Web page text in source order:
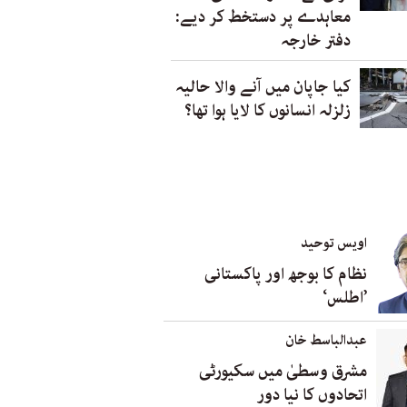
معاہدے پر دستخط کر دیے:
دفتر خارجہ
کیا جاپان میں آنے والا حالیہ
زلزلہ انسانوں کا لایا ہوا تھا؟
اویس توحید
نظام کا بوجھ اور پاکستانی
’اطلس‘
عبدالباسط خان
مشرق وسطیٰ میں سکیورٹی
اتحادوں کا نیا دور